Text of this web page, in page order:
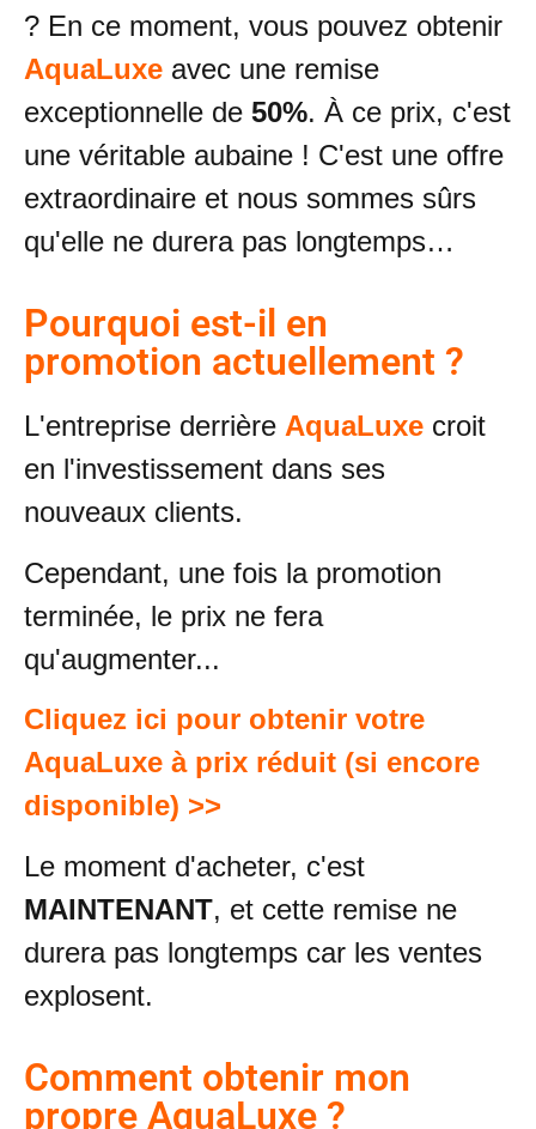
? En ce moment, vous pouvez obtenir
AquaLuxe avec une remise
exceptionnelle de 50%. À ce prix, c'est
une véritable aubaine ! C'est une offre
extraordinaire et nous sommes sûrs
qu'elle ne durera pas longtemps…
Pourquoi est-il en
promotion actuellement ?
L'entreprise derrière AquaLuxe croit
en l'investissement dans ses
nouveaux clients.
Cependant, une fois la promotion
terminée, le prix ne fera
qu'augmenter...
Cliquez ici pour obtenir votre
AquaLuxe à prix réduit (si encore
disponible) >>
Le moment d'acheter, c'est
MAINTENANT, et cette remise ne
durera pas longtemps car les ventes
explosent.
Comment obtenir mon
propre AquaLuxe ?